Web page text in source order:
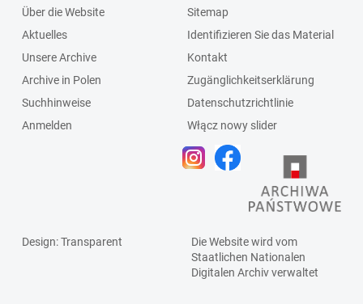
Über die Website
Aktuelles
Unsere Archive
Archive in Polen
Suchhinweise
Anmelden
Sitemap
Identifizieren Sie das Material
Kontakt
Zugänglichkeitserklärung
Datenschutzrichtlinie
Włącz nowy slider
Design: Transparent
Die Website wird vom
Staatlichen Nationalen
Digitalen Archivverwaltet